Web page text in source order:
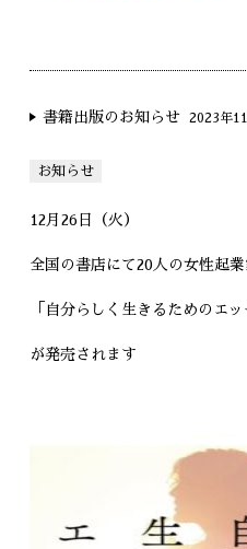
書籍出版のお知らせ 2023年
お知らせ
12月26日（火）
全国の書店にて20人の女性起
「自分らしく生きるためのエッ
が発売されます